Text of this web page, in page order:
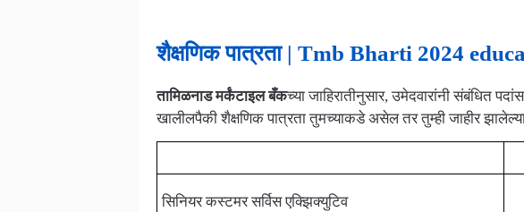
शैक्षणिक पात्रता | Tmb Bharti 2024
तामिळनाड मर्कंटाइल बँकच्या जाहिरातीनुसार, उमेदवारांनी संबंधित
खालीलपैकी शैक्षणिक पात्रता तुमच्याकडे असेल तर तुम्ही जाहीर
सिनियर कस्टमर सर्विस एक्झिक्युटिव